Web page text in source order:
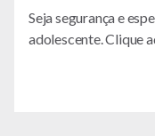
Seja segurança e
adolescente. Clique